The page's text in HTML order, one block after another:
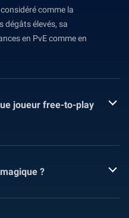
comme la
dégâts élevés, sa
en PvE comme en
joueur free-to-play
?